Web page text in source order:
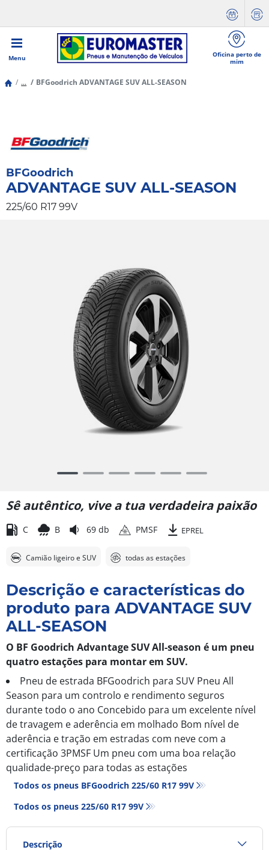
Menu
Oficina perto de
mim
... BFGoodrich ADVANTAGE SUV ALL-SEASON
BFGoodrich
ADVANTAGE SUV ALL-SEASON
225/60 R17 99V
6
Sê autêntico, vive a tua verdadeira paixão
C B 69 db PMSF EPREL
Camião ligeiro e SUV todas as estações
Descrição e características do
produto para ADVANTAGE SUV
ALL-SEASON
O BF Goodrich Advantage SUV All-season é um pneu
quatro estações para montar em SUV.
Pneu de estrada BFGoodrich para SUV Pneu All
Season para um controlo e rendimento seguros
durante todo o ano Concebido para um excelente nível
de travagem e aderência em molhado Bom nível de
aderência e tração em estradas com neve com a
certificação 3PMSF Um pneu com uma boa relação
qualidade-preço para todas as estações
Todos os pneus BFGoodrich 225/60 R17 99V
Todos os pneus‎ 225/60 R17 99V
Descrição